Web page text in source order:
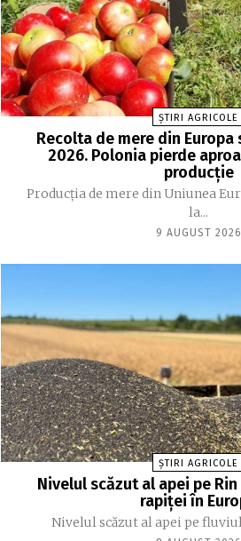
ȘTIRI AGRICOLE
Recolta de mere din
2026. Polonia pierde
producție
Producția de mere din Uniunea
la...
9 AUGUST 2026
ȘTIRI AGRICOLE
Nivelul scăzut al apei pe
rapiței în
Nivelul scăzut al apei pe